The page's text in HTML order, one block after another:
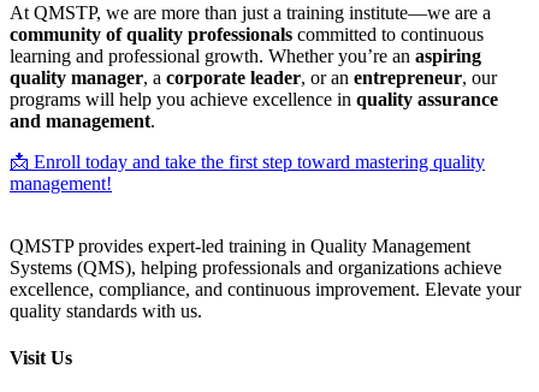
At QMSTP, we are more than just a training institute—we are a
community of quality professionals committed to continuous
learning and professional growth. Whether you’re an aspiring
quality manager, a corporate leader, or an entrepreneur, our
programs will help you achieve excellence in quality assurance
and management.
📩 Enroll today and take the first step toward mastering quality
management!
QMSTP provides expert-led training in Quality Management
Systems (QMS), helping professionals and organizations achieve
excellence, compliance, and continuous improvement. Elevate your
quality standards with us.
Visit Us